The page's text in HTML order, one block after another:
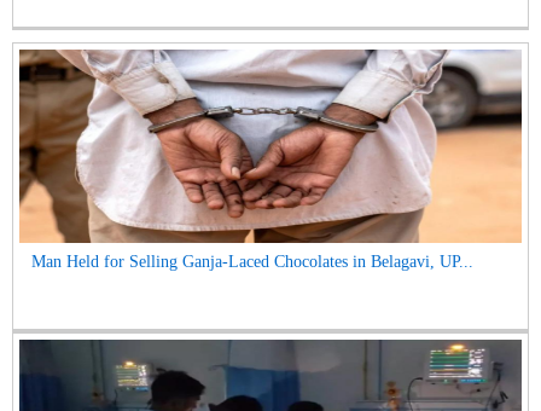
Man Held for Selling Ganja-Laced Chocolates in Belagavi, UP...